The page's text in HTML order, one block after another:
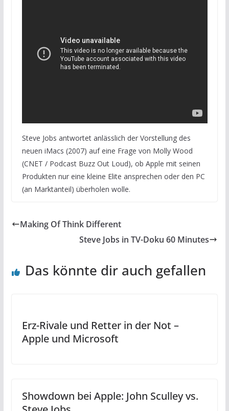
Steve Jobs antwortet anlässlich der Vorstellung des
neuen iMacs (2007) auf eine Frage von Molly Wood
(CNET / Podcast Buzz Out Loud), ob Apple mit seinen
Produkten nur eine kleine Elite ansprechen oder den PC
(an Marktanteil) überholen wolle.
Making Of Think Different
Steve Jobs in TV-Doku 60 Minutes
Das könnte dir auch gefallen
Erz-Rivale und Retter in der Not –
Apple und Microsoft
Showdown bei Apple: John Sculley vs.